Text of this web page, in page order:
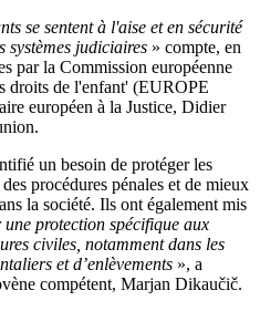
se sentent à l'aise et en sécurité
systèmes judiciaires » compte, en
par la Commission européenne
droits de l'enfant' (EUROPE
européen à la Justice, Didier
un besoin de protéger les
procédures pénales et de mieux
la société. Ils ont également mis
une protection spécifique aux
civiles, notamment dans les
et d’enlèvements », a
compétent, Marjan Dikaučič.